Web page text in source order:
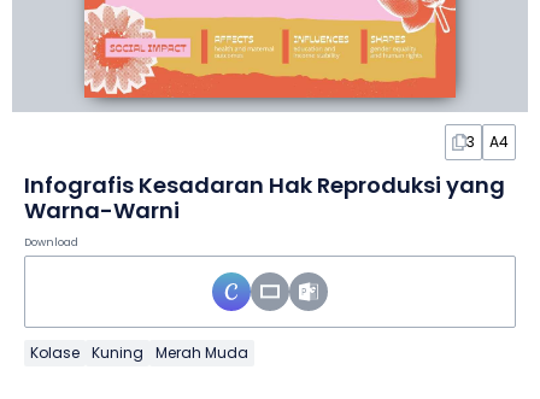
3 A4
Infografis Kesadaran Hak Reproduksi yang
Warna-Warni
Download
Kolase Kuning Merah Muda